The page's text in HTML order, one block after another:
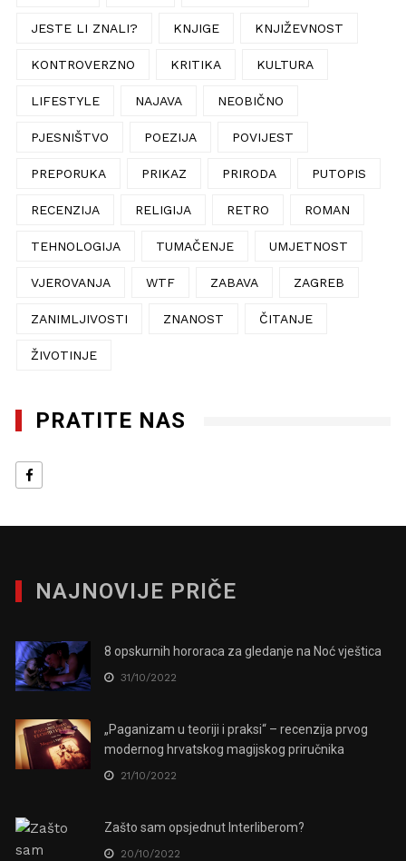
JESTE LI ZNALI? KNJIGE KNJIŽEVNOST
KONTROVERZNO KRITIKA KULTURA
LIFESTYLE NAJAVA NEOBIČNO
PJESNIŠTVO POEZIJA POVIJEST
PREPORUKA PRIKAZ PRIRODA PUTOPIS
RECENZIJA RELIGIJA RETRO ROMAN
TEHNOLOGIJA TUMAČENJE UMJETNOST
VJEROVANJA WTF ZABAVA ZAGREB
ZANIMLJIVOSTI ZNANOST ČITANJE
ŽIVOTINJE
PRATITE NAS
NAJNOVIJE PRIČE
8 opskurnih hororaca za gledanje na Noć vještica
31/10/2022
„Paganizam u teoriji i praksi“ – recenzija prvog
modernog hrvatskog magijskog priručnika
21/10/2022
Zašto sam opsjednut Interliberom?
20/10/2022